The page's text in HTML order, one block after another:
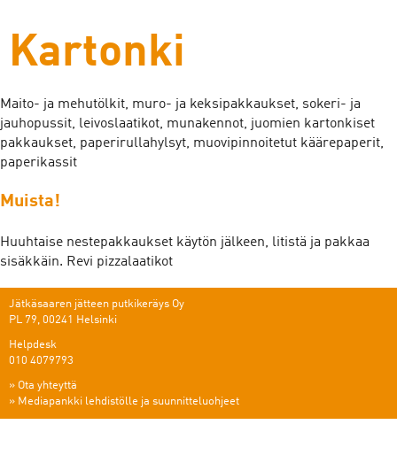
Kartonki
Maito- ja mehutölkit, muro- ja keksipakkaukset, sokeri- ja
jauhopussit, leivoslaatikot, munakennot, juomien kartonkiset
pakkaukset, paperirullahylsyt, muovipinnoitetut käärepaperit,
paperikassit
Muista!
Huuhtaise nestepakkaukset käytön jälkeen, litistä ja pakkaa
sisäkkäin. Revi pizzalaatikot
Jätkäsaaren jätteen putkikeräys Oy
PL 79, 00241 Helsinki
Helpdesk
010 4079793
» Ota yhteyttä
» Mediapankki lehdistölle ja suunnitteluohjeet